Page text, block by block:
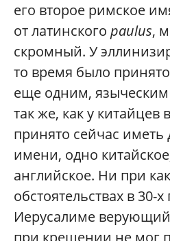
его второе римское
от латинского paulus,
скромный. У
то время было
еще одним,
так же, как у китайцев
принято сейчас иметь
имени, одно
английское. Ни при
обстоятельствах в 30-х
Иерусалиме